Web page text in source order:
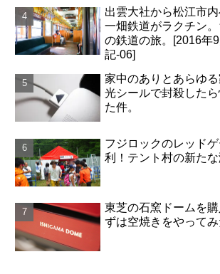
出雲大社から松江市
一畑鉄道がラクチン
の鉄道の旅。[2016年
記-06]
家中のありとあらゆ
光シールで封殺した
た件。
フジロックのレッド
利！テント村の新たな
東芝の石窯ドームを
ずは空焼きをやってみ